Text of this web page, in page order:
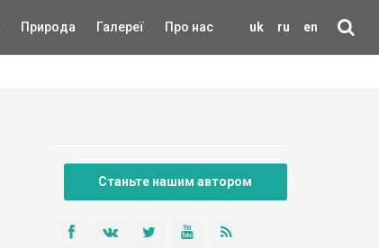
uk ru en
Природа Галереї Про нас
Станьте нашим автором